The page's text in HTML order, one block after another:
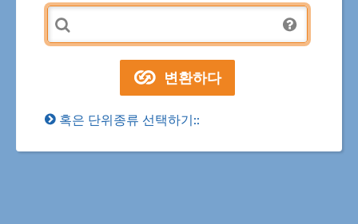
혹은 단위종류 선택하기::